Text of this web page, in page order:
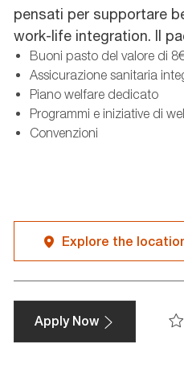
pensati per supportare
work-life integration. Il
Buoni pasto del valore di
Assicurazione sanitaria
Piano welfare dedicato
Programmi e iniziative di
Convenzioni
Explore the
Apply Now